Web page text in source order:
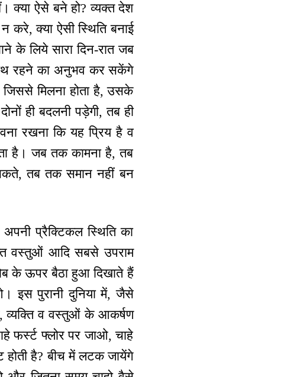
क्या ऐसे बने हो? व्यक्त देश
क्या ऐसी स्थिति बनाई
के लिये सारा दिन-रात जब
साथ रहने का अनुभव कर सकेंगे
जिससे मिलना होता है, उसके
ही बदलनी पड़ेगी, तब ही
रखना कि यह प्रिय है व
है। जब तक कामना है, तब
तब तक समान नहीं बन
प्रैक्टिकल स्थिति का
वस्तुओं आदि सबसे उपराम
के ऊपर बैठा हुआ दिखाते हैं
इस पुरानी दुनिया में, जैसे
व वस्तुओं के आकर्षण
फर्स्ट फ्लोर पर जाओ, चाहे
होती है? बीच में लटक जायेंगे